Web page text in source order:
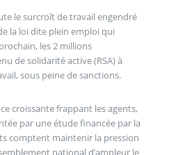
le surcroît de travail engendré
la loi dite plein emploi qui
les 2 millions
de solidarité active (RSA) à
sous peine de sanctions.
croissante frappant les agents,
par une étude financée par la
comptent maintenir la pression
national d’ampleur le